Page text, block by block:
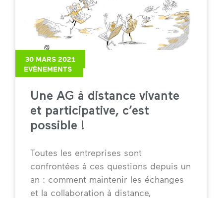
EVÈNEMENTS
Une AG à distance vivante
et participative, c’est
possible !
Toutes les entreprises sont
confrontées à ces questions depuis un
an : comment maintenir les échanges
et la collaboration à distance,
30 MARS 2021